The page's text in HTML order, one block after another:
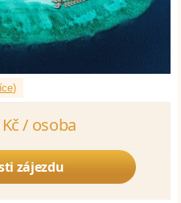
)
Kč / osoba
zájezdu